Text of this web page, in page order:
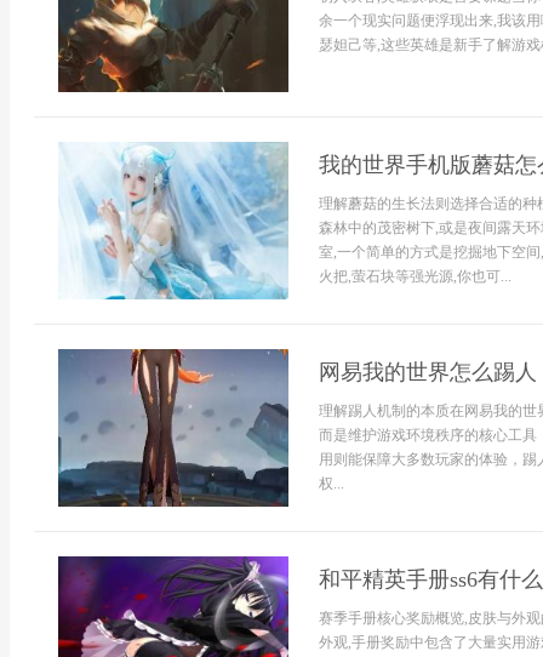
余一个现实问题便浮现出来,我该
瑟妲己等,这些英雄是新手了解游
我的世界手机版蘑菇
理解蘑菇的生长法则选择合适的
森林中的茂密树下,或是夜间露天
室,一个简单的方式是挖掘地下空
火把,萤石块等强光源,你也可...
网易我的世界怎么踢
理解踢人机制的本质在网易我的
而是维护游戏环境秩序的核心工
用则能保障大多数玩家的体验，
权...
和平精英手册ss6有什
赛季手册核心奖励概览,皮肤与外
外观,手册奖励中包含了大量实用